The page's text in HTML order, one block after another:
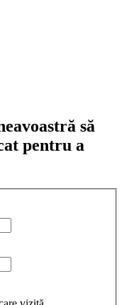
să
pentru a